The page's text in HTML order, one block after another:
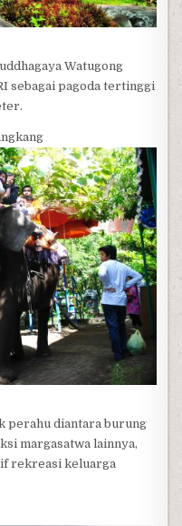
Watugong
sebagai pagoda tertinggi
perahu diantara burung
margasatwa lainnya,
rekreasi keluarga